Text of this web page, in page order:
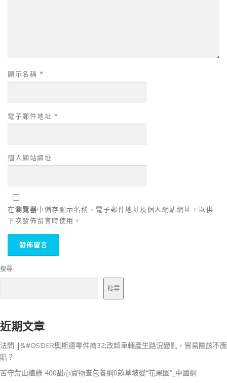
顯示名稱 *
電子郵件地址 *
個人網站網址
在瀏覽器中儲存顯示名稱、電子郵件地址及個人網站網址，以供
下次發佈留言時使用。
搜尋
搜尋
近期文章
法問 |&#OSDER奧斯德零件商32;改卸車輛產生路況變亂，貿易險該不應
賠？
苦守荒山植綠 400甜心寶物查包養網0畝草坡變“花果園”_中國網